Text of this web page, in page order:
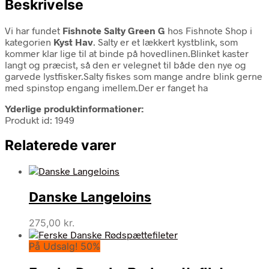
Beskrivelse
Vi har fundet Fishnote Salty Green G hos Fishnote Shop i
kategorien Kyst Hav. Salty er et lækkert kystblink, som
kommer klar lige til at binde på hovedlinen.Blinket kaster
langt og præcist, så den er velegnet til både den nye og
garvede lystfisker.Salty fiskes som mange andre blink gerne
med spinstop engang imellem.Der er fanget ha
Yderlige produktinformationer:
Produkt id: 1949
Relaterede varer
Danske Langeloins
275,00 kr.
På Udsalg! 50%